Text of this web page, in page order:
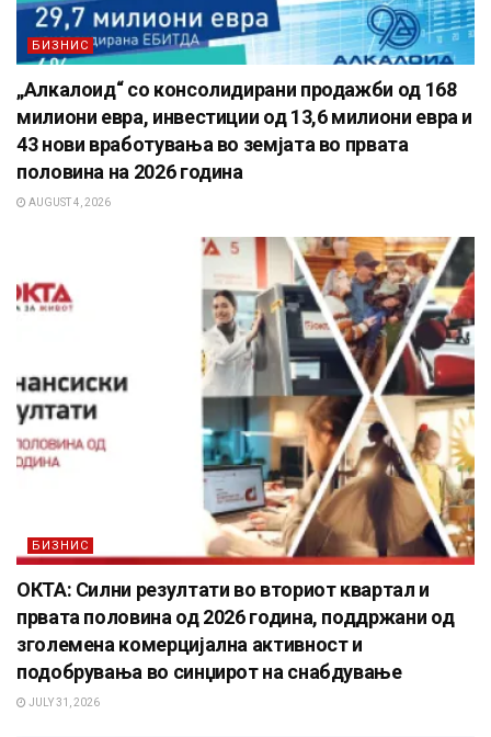
БИЗНИС
„Алкалоид“ со консолидирани продажби од 168
милиони евра, инвестиции од 13,6 милиони евра и
43 нови вработувања во земјата во првата
половина на 2026 година
AUGUST 4, 2026
БИЗНИС
ОКТА: Силни резултати во вториот квартал и
првата половина од 2026 година, поддржани од
зголемена комерцијална активност и
подобрувања во синџирот на снабдување
JULY 31, 2026